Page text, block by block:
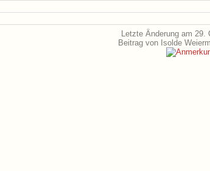
Letzte Änderung am 29.
Beitrag von Isolde